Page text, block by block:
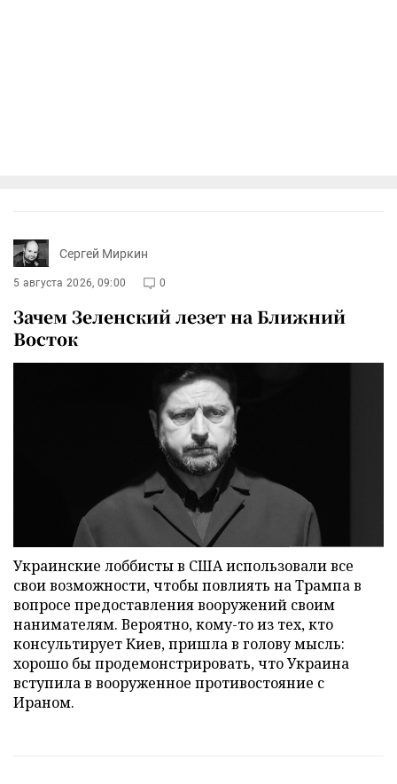
Сергей Миркин
5 августа 2026, 09:00 0
Зачем Зеленский лезет на Ближний
Восток
Украинские лоббисты в США использовали все
свои возможности, чтобы повлиять на Трампа в
вопросе предоставления вооружений своим
нанимателям. Вероятно, кому-то из тех, кто
консультирует Киев, пришла в голову мысль:
хорошо бы продемонстрировать, что Украина
вступила в вооруженное противостояние с
Ираном.